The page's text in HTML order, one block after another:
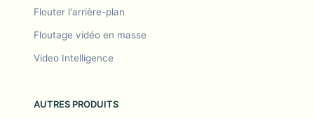
Flouter l'arrière-plan
Floutage vidéo en masse
Video Intelligence
AUTRES PRODUITS